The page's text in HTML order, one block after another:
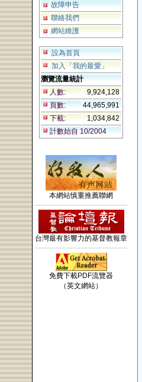
故障申告
聯絡我們
網站維護
設為首頁
加入「我的最愛」
瀏覽流量統計
人數:
9,924,128
頁數:
44,965,991
下載:
1,034,842
計數始自 10/2004
本網站慎重推薦聯網
台灣最有影響力的基督教報章
免費下載PDF流覽器
（英文網站）